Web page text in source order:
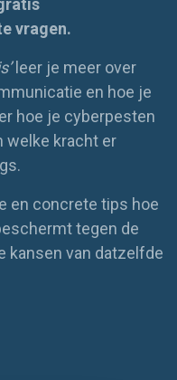
vragen.
leer je meer over
en hoe je
hoe je cyberpesten
welke kracht er
en concrete tips hoe
tegen de
kansen van datzelfde